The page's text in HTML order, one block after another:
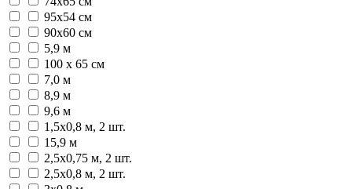
95х54 см
90х60 см
5,9 м
100 х 65 см
7,0 м
8,9 м
9,6 м
1,5х0,8 м, 2 шт.
15,9 м
2,5х0,75 м, 2 шт.
2,5х0,8 м, 2 шт.